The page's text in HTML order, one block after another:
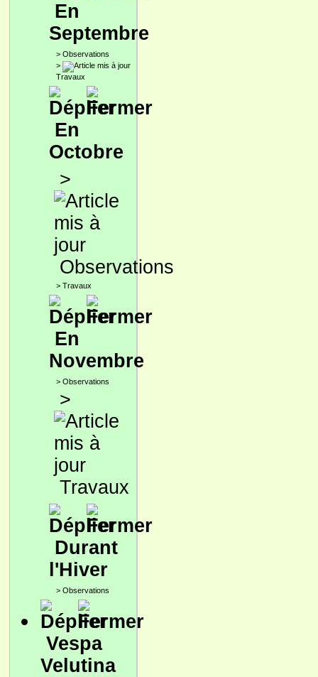
En
Septembre
> Observations
>
Travaux
En
Octobre
>
Observations
> Travaux
En
Novembre
> Observations
>
Travaux
Durant
l'Hiver
> Observations
Vespa
Velutina